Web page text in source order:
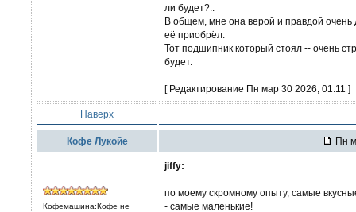
ли будет?..
В общем, мне она верой и правдой очень
её приобрёл.
Тот подшипник который стоял -- очень
будет.
[ Редактирование Пн мар 30 2026, 01:11 ]
Наверх
Кофе Лукойе Пн
Кофемашина:Кофе не
jiffy:
по моему скромному опыту, самые
- самые маленькие!